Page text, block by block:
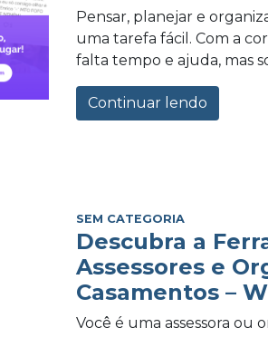
Pensar, planejar e
uma tarefa fácil. Com a
falta tempo e ajuda, mas
Continuar lendo
SEM CATEGORIA
Descubra a
Assessores e
Casamentos –
Você é uma assessora ou